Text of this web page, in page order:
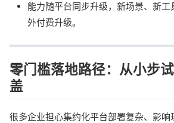
能力随平台同步升级，新场景、新
外付费升级。
零门槛落地路径：从小步
盖
很多企业担心集约化平台部署复杂、影